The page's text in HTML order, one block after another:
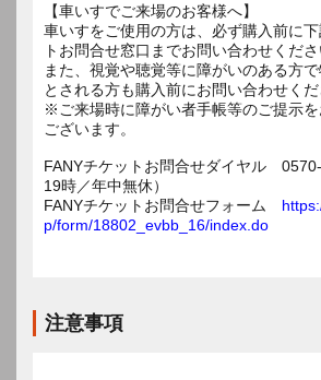
【車いすでご来場のお客様へ】
車いすをご使用の方は、必ず購入前に
トお問合せ窓口までお問い合わせくださ
また、視覚や聴覚等に障がいのある方
とされる方も購入前にお問い合わせくだ
※ご来場時に障がい者手帳等のご提示
ございます。
FANYチケットお問合せダイヤル
19時／年中無休）
FANYチケットお問合せフォーム
p/form/18802_evbb_16/index.do
注意事項